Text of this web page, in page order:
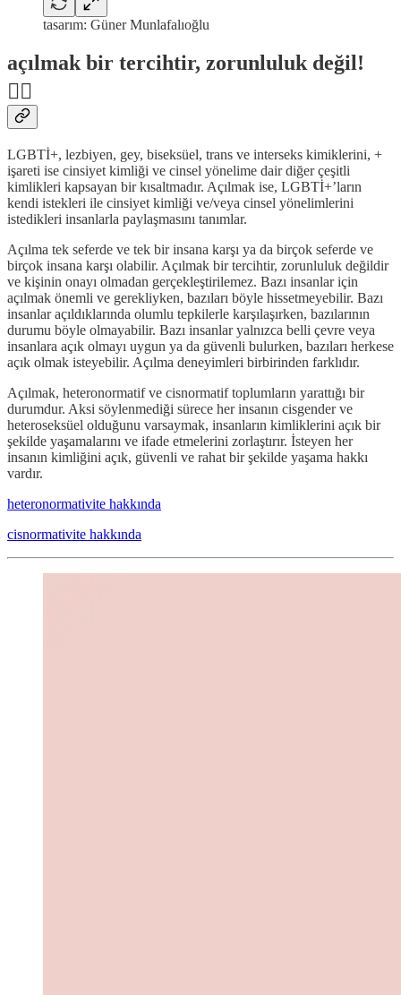
tasarım: Güner Munlafalıoğlu
açılmak bir tercihtir, zorunluluk değil!
🏳️‍🌈
LGBTİ+, lezbiyen, gey, biseksüel, trans ve interseks kimiklerini, +
işareti ise cinsiyet kimliği ve cinsel yönelime dair diğer çeşitli
kimlikleri kapsayan bir kısaltmadır. Açılmak ise, LGBTİ+’ların
kendi istekleri ile cinsiyet kimliği ve/veya cinsel yönelimlerini
istedikleri insanlarla paylaşmasını tanımlar.
Açılma tek seferde ve tek bir insana karşı ya da birçok seferde ve
birçok insana karşı olabilir. Açılmak bir tercihtir, zorunluluk değildir
ve kişinin onayı olmadan gerçekleştirilemez. Bazı insanlar için
açılmak önemli ve gerekliyken, bazıları böyle hissetmeyebilir. Bazı
insanlar açıldıklarında olumlu tepkilerle karşılaşırken, bazılarının
durumu böyle olmayabilir. Bazı insanlar yalnızca belli çevre veya
insanlara açık olmayı uygun ya da güvenli bulurken, bazıları herkese
açık olmak isteyebilir. Açılma deneyimleri birbirinden farklıdır.
Açılmak, heteronormatif ve cisnormatif toplumların yarattığı bir
durumdur. Aksi söylenmediği sürece her insanın cisgender ve
heteroseksüel olduğunu varsaymak, insanların kimliklerini açık bir
şekilde yaşamalarını ve ifade etmelerini zorlaştırır. İsteyen her
insanın kimliğini açık, güvenli ve rahat bir şekilde yaşama hakkı
vardır.
heteronormativite hakkında
cisnormativite hakkında